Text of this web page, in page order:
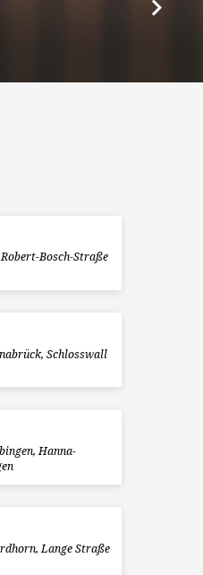
Bosch-Straße
Schlosswall
Hanna-
Lange Straße